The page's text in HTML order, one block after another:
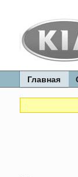
Главная